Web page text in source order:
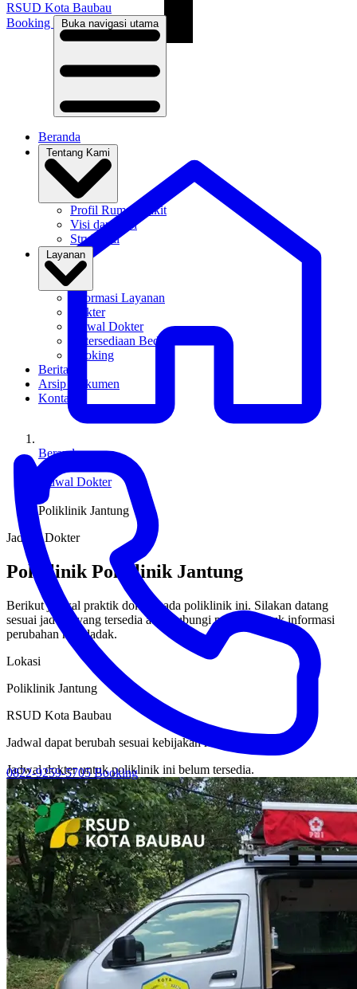
RSUD Kota Baubau
Booking
Buka navigasi utama
Beranda
Tentang Kami
Profil Rumah Sakit
Visi dan Misi
Struktural
Layanan
Informasi Layanan
Dokter
Jadwal Dokter
Ketersediaan Bed
Booking
Berita
Arsip Dokumen
Kontak
0822-9259-5705Booking
Beranda
/
Jadwal Dokter
Poliklinik Jantung
Jadwal Dokter
Poliklinik Poliklinik Jantung
Berikut jadwal praktik dokter pada poliklinik ini. Silakan datang
sesuai jadwal yang tersedia atau hubungi petugas untuk informasi
perubahan mendadak.
Lokasi
Poliklinik Jantung
RSUD Kota Baubau
Jadwal dapat berubah sesuai kebijakan rumah sakit.
Jadwal dokter untuk poliklinik ini belum tersedia.